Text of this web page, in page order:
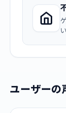
ユーザーの